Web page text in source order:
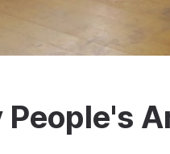
People's